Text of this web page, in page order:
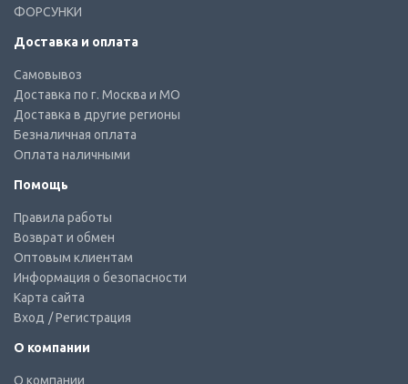
ФОРСУНКИ
Доставка и оплата
Самовывоз
Доставка по г. Москва и МО
Доставка в другие регионы
Безналичная оплата
Оплата наличными
Помощь
Правила работы
Возврат и обмен
Оптовым клиентам
Информация о безопасности
Карта сайта
Вход / Регистрация
О компании
О компании